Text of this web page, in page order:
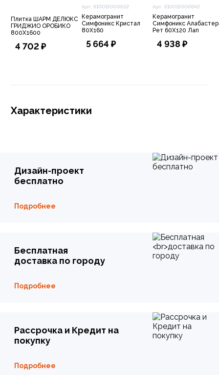
Плитка ШАРМ ДЕЛЮКС
ГРИДЖИО ОРОБИКО
800X1600
4 702 ₽
Арт. 610015000632
Керамогранит
Симфоникс Кристал
80X160
5 664 ₽
Арт. 610015000642
Керамогранит
Симфоникс Алабастер
Рет 60X120 Лап
4 938 ₽
Характеристики
Дизайн-проект
бесплатно
Подробнее
Бесплатная
доставка по городу
Подробнее
Рассрочка и Кредит на
покупку
Подробнее